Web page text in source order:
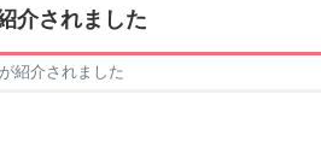
介されました
紹介されました